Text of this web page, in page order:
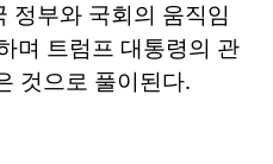
정부와 국회의 움직임
며 트럼프 대통령의 관
것으로 풀이된다.